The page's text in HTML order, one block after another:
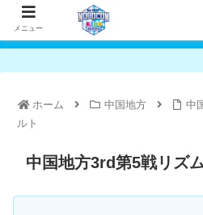
ホーム 中国地方
中
ルト
中国地方3rd第5戦リズ
メニュー